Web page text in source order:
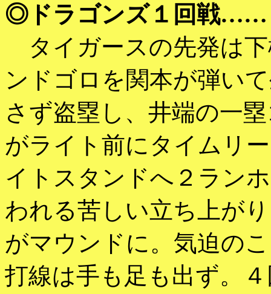
◎ドラゴンズ１回戦……
タイガースの先発は
ンドゴロを関本が弾い
さず盗塁し、井端の一
がライト前にタイムリ
イトスタンドへ２ラン
われる苦しい立ち上が
がマウンドに。気迫の
打線は手も足も出ず。